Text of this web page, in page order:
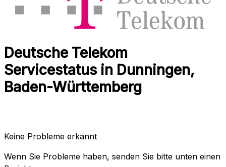
Deutsche Telekom
Servicestatus in Dunningen,
Baden-Württemberg
Keine Probleme erkannt
Wenn Sie Probleme haben, senden Sie bitte unten einen